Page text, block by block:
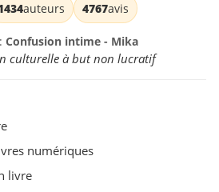
auteurs 4767avis
Confusion intime - Mika
culturelle à but non lucratif
numériques
livre